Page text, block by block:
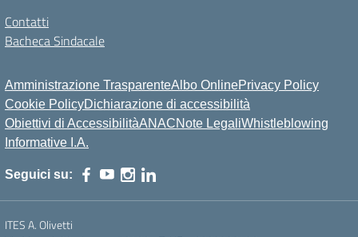
Contatti
Bacheca Sindacale
Amministrazione TrasparenteAlbo OnlinePrivacy Policy
Cookie PolicyDichiarazione di accessibilità
Obiettivi di AccessibilitàANACNote LegaliWhistleblowing
Informative I.A.
Seguici su:
ITES A. Olivetti